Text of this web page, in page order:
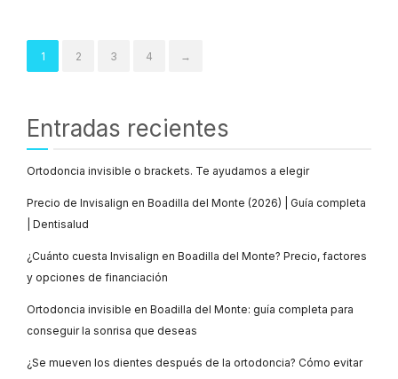
1 2 3 4 →
Entradas recientes
Ortodoncia invisible o brackets. Te ayudamos a elegir
Precio de Invisalign en Boadilla del Monte (2026) | Guía completa
| Dentisalud
¿Cuánto cuesta Invisalign en Boadilla del Monte? Precio, factores
y opciones de financiación
Ortodoncia invisible en Boadilla del Monte: guía completa para
conseguir la sonrisa que deseas
¿Se mueven los dientes después de la ortodoncia? Cómo evitar